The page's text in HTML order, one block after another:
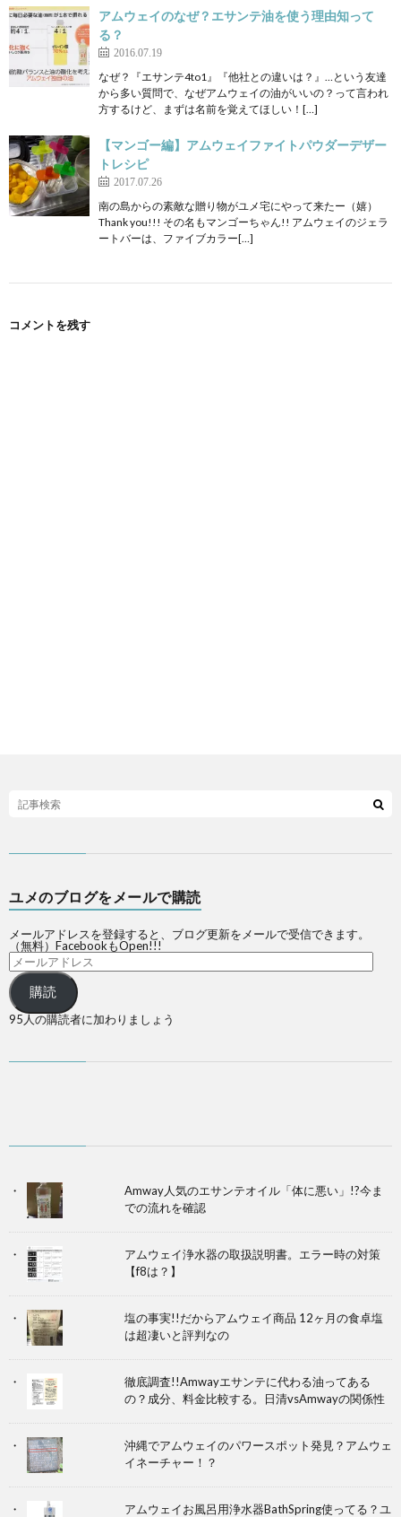
アムウェイのなぜ？エサンテ油を使う理由知って
る？
2016.07.19
なぜ？『エサンテ4to1』『他社との違いは？』…という友達
から多い質問で、なぜアムウェイの油がいいの？って言われ
方するけど、まずは名前を覚えてほしい！[…]
【マンゴー編】アムウェイファイトパウダーデザー
トレシピ
2017.07.26
南の島からの素敵な贈り物がユメ宅にやって来たー（嬉）
Thank you!!! その名もマンゴーちゃん!! アムウェイのジェラ
ートバーは、ファイブカラー[…]
コメントを残す
ユメのブログをメールで購読
メールアドレスを登録すると、ブログ更新をメールで受信できます。
（無料）FacebookもOpen!!!
購読
95人の購読者に加わりましょう
Amway人気のエサンテオイル「体に悪い」!?今ま
での流れを確認
アムウェイ浄水器の取扱説明書。エラー時の対策
【f8は？】
塩の事実!!だからアムウェイ商品 12ヶ月の食卓塩
は超凄いと評判なの
徹底調査!!Amwayエサンテに代わる油ってある
の？成分、料金比較する。日清vsAmwayの関係性
沖縄でアムウェイのパワースポット発見？アムウェ
イネーチャー！？
アムウェイお風呂用浄水器BathSpring使ってる？ユ